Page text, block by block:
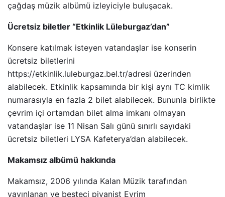
çağdaş müzik albümü izleyiciyle buluşacak.
Ücretsiz biletler “Etkinlik Lüleburgaz’dan”
Konsere katılmak isteyen vatandaşlar ise konserin
ücretsiz biletlerini
https://etkinlik.luleburgaz.bel.tr/adresi üzerinden
alabilecek. Etkinlik kapsamında bir kişi aynı TC kimlik
numarasıyla en fazla 2 bilet alabilecek. Bununla birlikte
çevrim içi ortamdan bilet alma imkanı olmayan
vatandaşlar ise 11 Nisan Salı günü sınırlı sayıdaki
ücretsiz biletleri LYSA Kafeterya’dan alabilecek.
Makamsız albümü hakkında
Makamsız, 2006 yılında Kalan Müzik tarafından
yayınlanan ve besteci piyanist Evrim